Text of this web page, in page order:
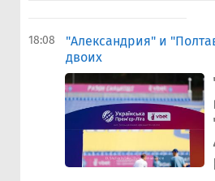
18:08
"Александрия" и
двоих